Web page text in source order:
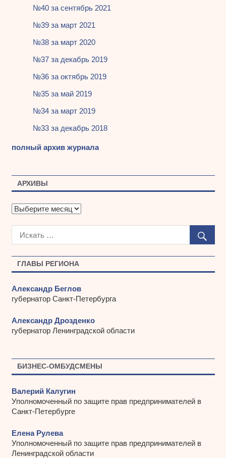
ГЛАВЫ РЕГИОНА
Александр Беглов
губернатор Санкт-Петербурга
Александр Дрозденко
губернатор Ленинградской области
БИЗНЕС-ОМБУДСМЕНЫ
Валерий Калугин
Уполномоченный по защите прав предпринимателей в
Санкт-Петербурге
Елена Рулева
Уполномоченный по защите прав предпринимателей в
Ленинградской области
№40 за сентябрь 2021
№39 за март 2021
№38 за март 2020
№37 за декабрь 2019
№36 за октябрь 2019
№35 за май 2019
№34 за март 2019
№33 за декабрь 2018
полный архив журнала
АРХИВЫ
А
х
ы